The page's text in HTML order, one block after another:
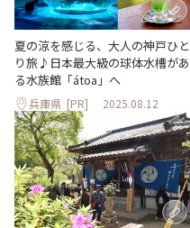
夏の涼を感じる、大人の神戸ひと
り旅♪日本最大級の球体水槽があ
る水族館「átoa」へ
兵庫県 [PR] 2025.08.12